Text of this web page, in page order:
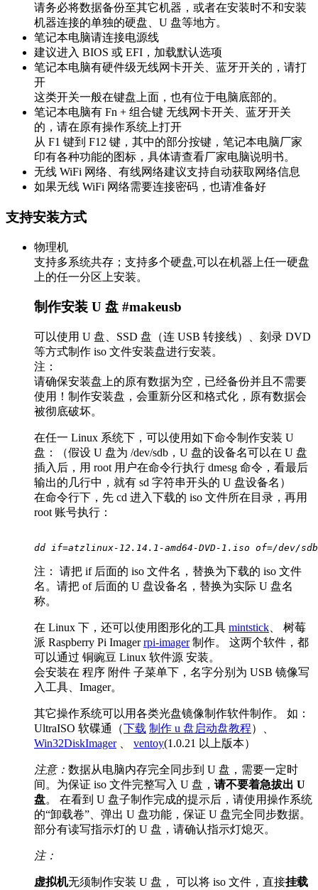
请务必将数据备份至其它机器，或者在安装时不和安装
机器连接的单独的硬盘、U 盘等地方。
笔记本电脑请连接电源线
建议进入 BIOS 或 EFI，加载默认选项
笔记本电脑有硬件级无线网卡开关、蓝牙开关的，请打
开
这类开关一般在键盘上面，也有位于电脑底部的。
笔记本电脑有 Fn + 组合键 无线网卡开关、蓝牙开关
的，请在原有操作系统上打开
从 F1 键到 F12 键，其中的部分按键，笔记本电脑厂家
印有各种功能的图标，具体请查看厂家电脑说明书。
无线 WiFi 网络、有线网络建议支持自动获取网络信息
如果无线 WiFi 网络需要连接密码，也请准备好
支持安装方式
物理机
支持多系统共存；支持多个硬盘,可以在机器上任一硬盘
上的任一分区上安装。
制作安装 U 盘 #makeusb
可以使用 U 盘、SSD 盘（连 USB 转接线）、刻录 DVD
等方式制作 iso 文件安装盘进行安装。
注：
请确保安装盘上的原有数据为空，已经备份并且不需要
使用！制作安装盘，会重新分区和格式化，原有数据会
被彻底破坏。
在任一 Linux 系统下，可以使用如下命令制作安装 U
盘：（假设 U 盘为 /dev/sdb，U 盘的设备名可以在 U 盘
插入后，用 root 用户在命令行执行 dmesg 命令，看最后
输出的几行中，就有 sd 字符串开头的 U 盘设备名）
在命令行下，先 cd 进入下载的 iso 文件所在目录，再用
root 账号执行：
dd if=atzlinux-12.14.1-amd64-DVD-1.iso of=/dev/
注： 请把 if 后面的 iso 文件名，替换为下载的 iso 文件
名。请把 of 后面的 U 盘设备名，替换为实际 U 盘名
称。
在 Linux 下，还可以使用图形化的工具 mintstick 、 树莓
派 Raspberry Pi Imagerrpi-imager制作。 这两个软件，都
可以通过 铜豌豆 Linux 软件源 安装。
会安装在 程序 附件 子菜单下，名字分别为 USB 镜像写
入工具、Imager。
其它操作系统可以用各类光盘镜像制作软件制作。 如：
UltraISO 软碟通（下载 制作 u 盘启动盘教程）、
Win32DiskImager、 ventoy(1.0.21 以上版本）
注意： 数据从电脑内存完全同步到 U 盘，需要一定时
间。为保证 iso 文件完整写入 U 盘， 请不要着急拔出 U
盘。 在看到 U 盘子制作完成的提示后，请使用操作系统
的“卸载卷”、弹出 U 盘功能，保证 U 盘完全同步数据。
部分有读写指示灯的 U 盘，请确认指示灯熄灭。
注：
虚拟机无须制作安装 U 盘， 可以将 iso 文件，直接挂载